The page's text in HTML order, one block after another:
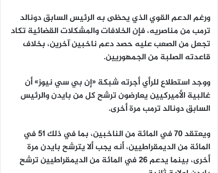
ورغم الدعم القوي الذي يحظى به الرئيس السابق دونالد
ترمب من مناصريه، فإن الخلافات والمشكلات القضائية تكاد
تجعل من الصعب عليه حصد دعم ناخبين آخرين، بخلاف
قاعدته الصلبة من الجمهوريين.
ووجد استطلاع للرأي أجرته شبكة «إن بي سي نيوز» أن
غالبية الأميركيين يعارضون ترشح كل من بايدن والرئيس
السابق دونالد ترمب مرة أخرى.
ويعتقد 70 في المائة من الناخبين، بما في ذلك 51 في
المائة من الديمقراطيين، أنه يجب ألا يترشح بايدن مرة
أخرى، بينما يدعم 26 في المائة من الديمقراطيين ترشح